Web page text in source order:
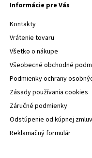
Informácie pre Vás
Kontakty
Vrátenie tovaru
Všetko o nákupe
Všeobecné obchodné
Podmienky ochrany
Zásady používania cookies
Záručné podmienky
Odstúpenie od kúpnej
Reklamačný formulár